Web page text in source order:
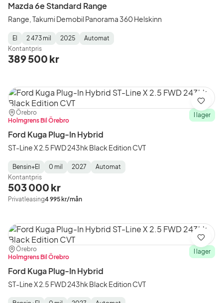
Mazda 6e Standard Range
Range, Takumi Demobil Panorama 360 Helskinn
Fuel
Type:
El
Mätarställning :
2 473 mil
Model
Year:
2025
Gearbox
Type:
Automat
Kontantpris
389 500 kr
Plats:
Örebro
Återförsäljare:
Holmgrens Bil Örebro
I lager
Ford Kuga Plug-In Hybrid
ST-Line X 2.5 FWD 243hk Black Edition CVT
Fuel
Type:
Bensin+El
Mätarställning:
0 mil
Model
Year:
2027
Gearbox
Type:
Automat
Kontantpris
503 000 kr
Privatleasing4 995 kr/mån
Spara
Plats:
Örebro
Återförsäljare:
Holmgrens Bil Örebro
I lager
Ford Kuga Plug-In Hybrid
ST-Line X 2.5 FWD 243hk Black Edition CVT
Spara